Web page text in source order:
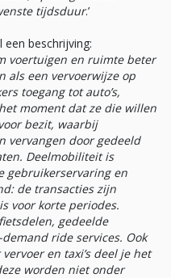
tijdsduur.’
beschrijving:
voertuigen en ruimte beter
als een vervoerwijze op
toegang tot auto’s,
moment dat ze die willen
bezit, waarbij
vervangen door gedeeld
Deelmobiliteit is
gebruikerservaring en
de transacties zijn
voor korte periodes.
gedeelde
ride services. Ook
en taxi’s deel je het
worden niet onder